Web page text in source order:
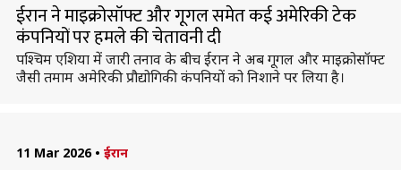
ईरान ने माइक्रोसॉफ्ट और गूगल समेत कई अमेरिकी टेक
कंपनियों पर हमले की चेतावनी दी
पश्चिम एशिया में जारी तनाव के बीच ईरान ने अब गूगल और माइक्रोसॉफ्ट
जैसी तमाम अमेरिकी प्रौद्योगिकी कंपनियों को निशाने पर लिया है।
11 Mar 2026 • ईरान